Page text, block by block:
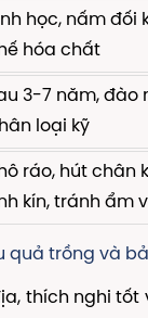
học, nấm đối
hóa chất
3-7 năm, đào
loại kỹ
ráo, hút chân
kín, tránh ẩm
quả trồng và
thích nghi tốt